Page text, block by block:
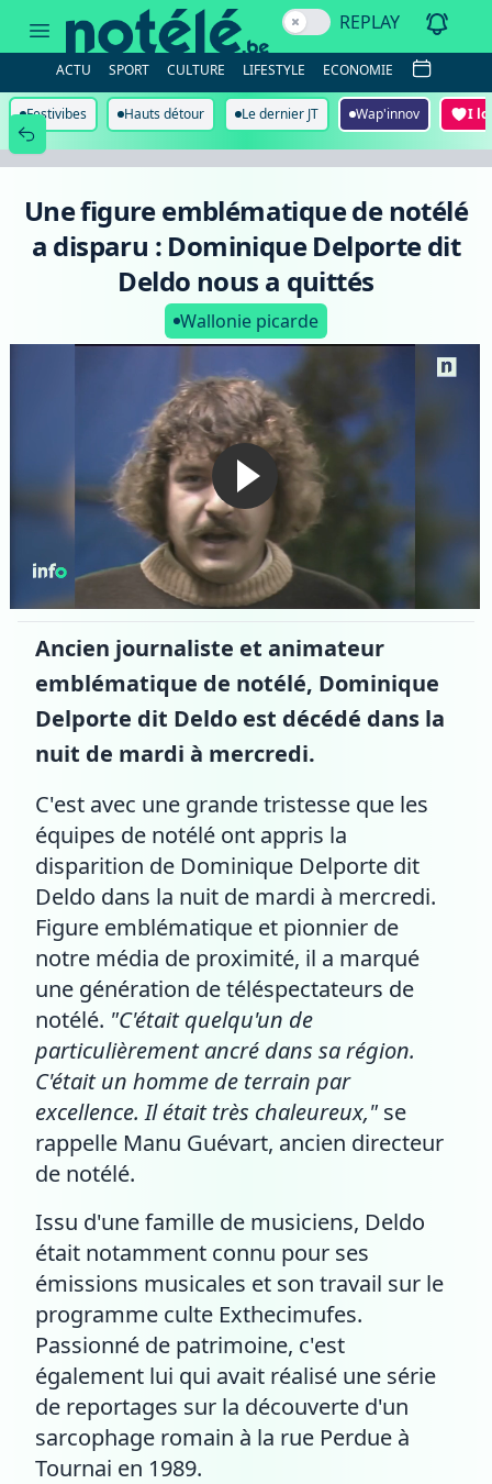
figure
emblématique
a
disparu
Dominique
Delporte
Deldo
nous
quittés
REPLAY
ACTU SPORT CULTURE LIFESTYLE ECONOMIE
Festivibes Hauts détour Le dernier JT Wap'innov I
Une figure emblématique de notélé
a disparu : Dominique Delporte dit
Deldo nous a quittés
Wallonie picarde
Ancien journaliste et animateur
emblématique de notélé, Dominique
Delporte dit Deldo est décédé dans la
nuit de mardi à mercredi.
C'est avec une grande tristesse que les
équipes de notélé ont appris la
disparition de Dominique Delporte dit
Deldo dans la nuit de mardi à mercredi.
Figure emblématique et pionnier de
notre média de proximité, il a marqué
une génération de téléspectateurs de
notélé. "C'était quelqu'un de
particulièrement ancré dans sa région.
C'était un homme de terrain par
excellence. Il était très chaleureux," se
rappelle Manu Guévart, ancien directeur
de notélé.
Issu d'une famille de musiciens, Deldo
était notamment connu pour ses
émissions musicales et son travail sur le
programme culte Exthecimufes.
Passionné de patrimoine, c'est
également lui qui avait réalisé une série
de reportages sur la découverte d'un
sarcophage romain à la rue Perdue à
Tournai en 1989.